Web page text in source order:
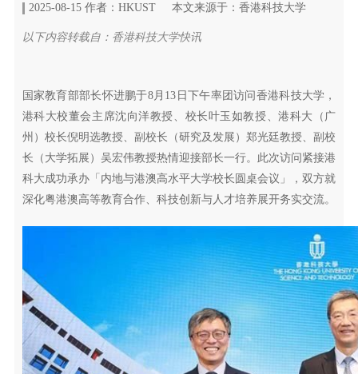
2025-08-15 作者：HKUST 本文来源于：香港科技大学
以下内容转载自：香港科技大学快讯
国家教育部部长怀进鹏于8月13日下午率团访问香港科技大学，
港科大校董会主席沈向洋教授、校长叶玉如教授、港科大（广
州）校长倪明选教授、副校长（研究及发展）郑光廷教授、副校
长（大学拓展）吴宏伟教授热情迎接部长一行。此次访问紧接港
科大成功承办「内地与港澳高水平大学校长圆桌会议」，双方就
深化粤港澳高等教育合作、科技创新与人才培养展开务实交流。